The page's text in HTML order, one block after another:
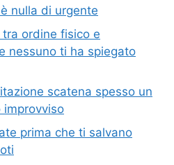
nulla di urgente
tra ordine fisico e
nessuno ti ha spiegato
scatena spesso un
improvviso
prima che ti salvano